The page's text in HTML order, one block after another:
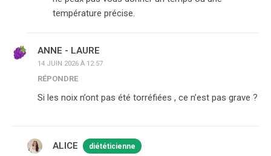
température précise.
ANNE - LAURE
14 JUIN 2026 À 12:57
RÉPONDRE
Si les noix n’ont pas été torréfiées , ce n’est pas grave ?
ALICE diététicienne